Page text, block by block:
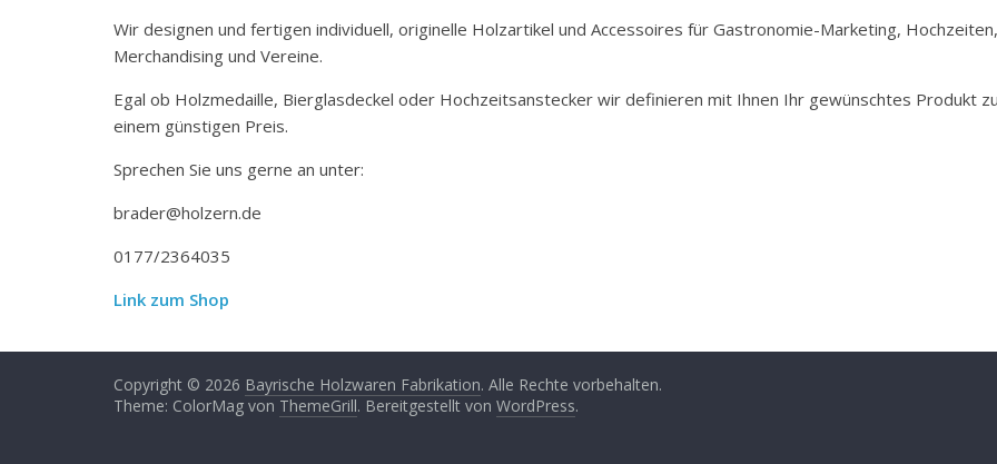
Wir designen und fertigen individuell, originelle Holzartikel und Accessoires für Gastronomie-Marketing, Hochzeiten,
Merchandising und Vereine.
Egal ob Holzmedaille, Bierglasdeckel oder Hochzeitsanstecker wir definieren mit Ihnen Ihr gewünschtes Produkt
einem günstigen Preis.
Sprechen Sie uns gerne an unter:
brader@holzern.de
0177/2364035
Link zum Shop
Copyright © 2026 Bayrische Holzwaren Fabrikation. Alle Rechte vorbehalten.
Theme: ColorMag von ThemeGrill. Bereitgestellt von WordPress.